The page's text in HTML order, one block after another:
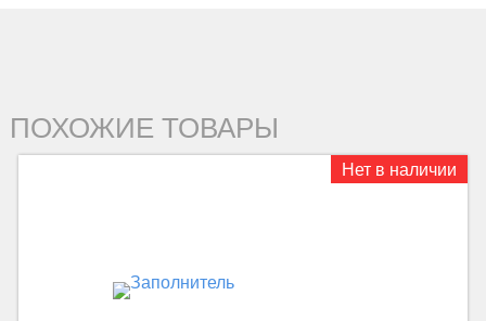
ПОХОЖИЕ ТОВАРЫ
Нет в наличии